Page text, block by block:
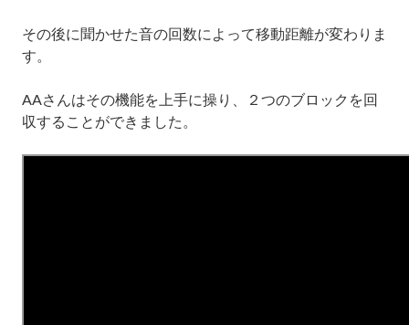
その後に聞かせた音の回数によって移動距離が変わりま
す。
AAさんはその機能を上手に操り、２つのブロックを回
収することができました。